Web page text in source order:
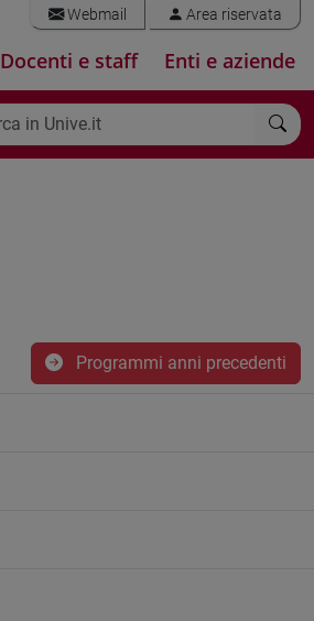
Webmail Area riservata
Docenti e staff Enti e aziende
Programmi anni precedenti